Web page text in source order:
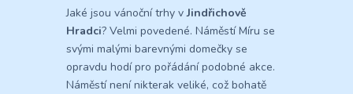
Jaké jsou vánoční trhy vJindřichově
Hradci? Velmi povedené. Náměstí Míru se
svými malými barevnými domečky se
opravdu hodí pro pořádání podobné akce.
Náměstí není nikterak veliké, což bohatě